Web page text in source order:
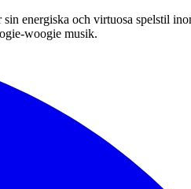
energiska och virtuosa spelstil
woogie musik.